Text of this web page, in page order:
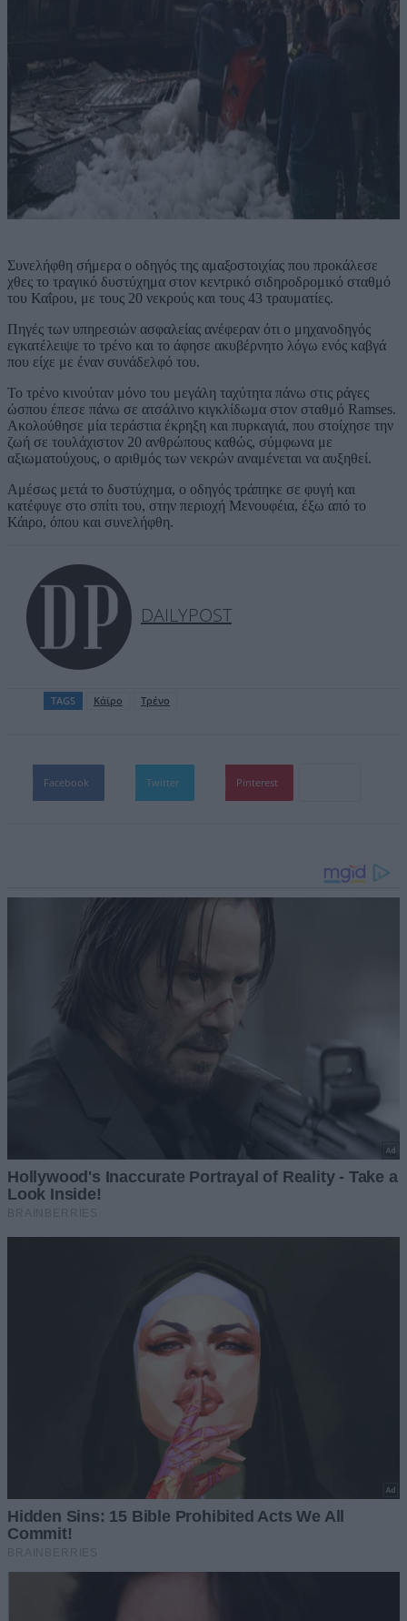
Συνελήφθη σήμερα ο οδηγός της αμαξοστοιχίας που προκάλεσε
χθες το τραγικό δυστύχημα στον κεντρικό σιδηροδρομικό σταθμό
του Καΐρου, με τους 20 νεκρούς και τους 43 τραυματίες.
Πηγές των υπηρεσιών ασφαλείας ανέφεραν ότι ο μηχανοδηγός
εγκατέλειψε το τρένο και το άφησε ακυβέρνητο λόγω ενός καβγά
που είχε με έναν συνάδελφό του.
Το τρένο κινούταν μόνο του μεγάλη ταχύτητα πάνω στις ράγες
ώσπου έπεσε πάνω σε ατσάλινο κιγκλίδωμα στον σταθμό Ramses.
Ακολούθησε μία τεράστια έκρηξη και πυρκαγιά, που στοίχησε την
ζωή σε τουλάχιστον 20 ανθρώπους καθώς, σύμφωνα με
αξιωματούχους, ο αριθμός των νεκρών αναμένεται να αυξηθεί.
Αμέσως μετά το δυστύχημα, ο οδηγός τράπηκε σε φυγή και
κατέφυγε στο σπίτι του, στην περιοχή Μενουφέια, έξω από το
Κάιρο, όπου και συνελήφθη.
DAILYPOST
TAGS Κάϊρο Τρένο
Facebook Twitter Pinterest